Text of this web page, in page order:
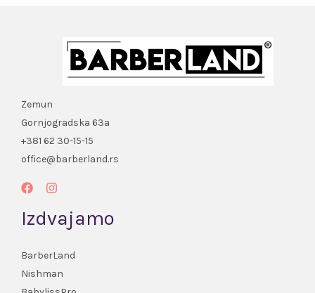
Zemun
Gornjogradska 63a
+381 62 30-15-15
office@barberland.rs
Izdvajamo
BarberLand
Nishman